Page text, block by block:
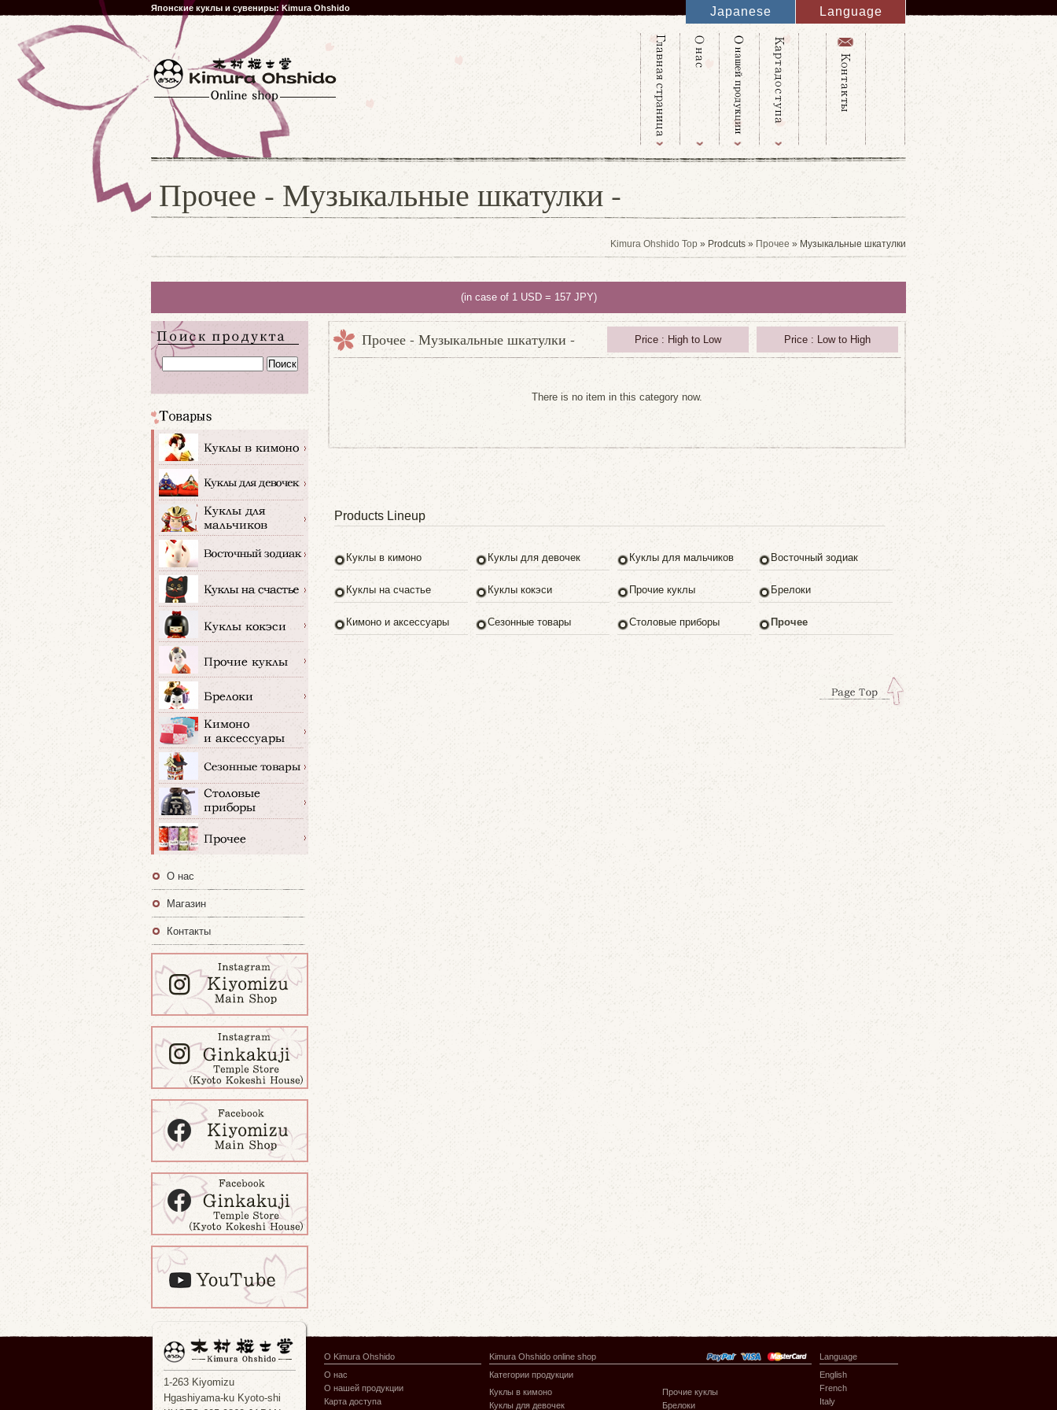
Японские куклы и сувениры: Kimura Ohshido Japanese Language
English
French
Italy
Spanish
Germany
Chinese
Russian
Taiwanese
Korean
Прочее - Музыкальные шкатулки -
Kimura Ohshido Top » Prodcuts » Прочее » Музыкальные шкатулки
(in case of 1 USD = 157 JPY)
Прочее - Музыкальные шкатулки - Price : High to Low Price : Low to High
There is no item in this category now.
Products Lineup
Куклы в кимоно Куклы для девочек Куклы для мальчиков Восточный зодиак
Куклы на счастье Куклы кокэси Прочие куклы Брелоки
Кимоно и аксессуары Сезонные товары Столовые приборы Прочее
О нас
Магазин
Контакты
1-263 Kiyomizu
Hgashiyama-ku Kyoto-shi
О Kimura Ohshido
О нас
О нашей продукции
Карта доступа
Kimura Ohshido online shop
Категории продукции
Куклы в кимоно
Куклы для девочек
Прочие куклы
Брелоки
Language
English
French
Italy